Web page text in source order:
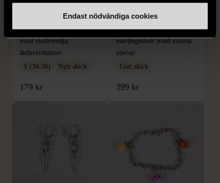
Endast nödvändiga cookies
1/5
Dobber - Beige byxor
med resårmidja
läderimitation
S (34-36) Nytt skick
179 kr
1/5
KUMKUM
KumKum Ring i
sterlingsilver med svarta
stenar
Gott skick
399 kr